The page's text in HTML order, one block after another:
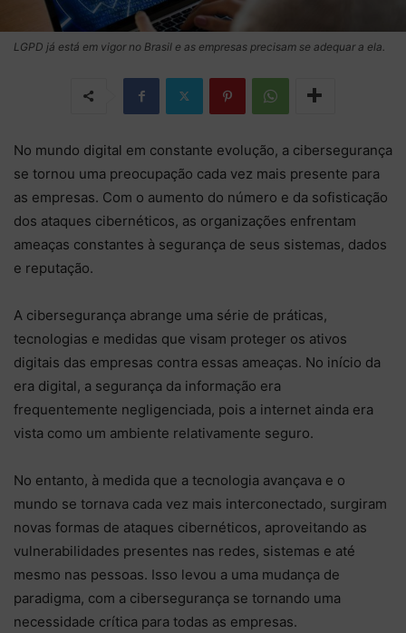
LGPD já está em vigor no Brasil e as empresas precisam se adequar a ela.
No mundo digital em constante evolução, a cibersegurança
se tornou uma preocupação cada vez mais presente para
as empresas. Com o aumento do número e da sofisticação
dos ataques cibernéticos, as organizações enfrentam
ameaças constantes à segurança de seus sistemas, dados
e reputação.
A cibersegurança abrange uma série de práticas,
tecnologias e medidas que visam proteger os ativos
digitais das empresas contra essas ameaças. No início da
era digital, a segurança da informação era
frequentemente negligenciada, pois a internet ainda era
vista como um ambiente relativamente seguro.
No entanto, à medida que a tecnologia avançava e o
mundo se tornava cada vez mais interconectado, surgiram
novas formas de ataques cibernéticos, aproveitando as
vulnerabilidades presentes nas redes, sistemas e até
mesmo nas pessoas. Isso levou a uma mudança de
paradigma, com a cibersegurança se tornando uma
necessidade crítica para todas as empresas.